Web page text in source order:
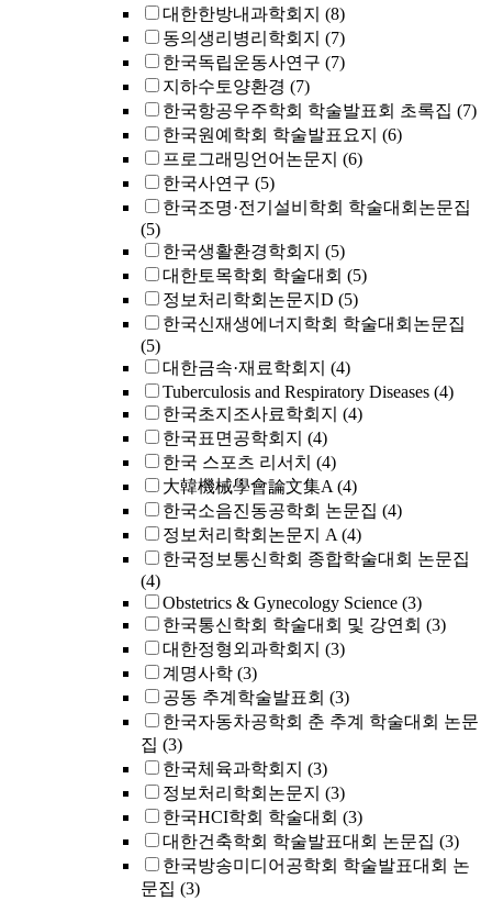
대한한방내과학회지 (8)
동의생리병리학회지 (7)
한국독립운동사연구 (7)
지하수토양환경 (7)
한국항공우주학회 학술발표회 초록집 (7)
한국원예학회 학술발표요지 (6)
프로그래밍언어논문지 (6)
한국사연구 (5)
한국조명·전기설비학회 학술대회논문집
(5)
한국생활환경학회지 (5)
대한토목학회 학술대회 (5)
정보처리학회논문지D (5)
한국신재생에너지학회 학술대회논문집
(5)
대한금속·재료학회지 (4)
Tuberculosis and Respiratory Diseases (4)
한국초지조사료학회지 (4)
한국표면공학회지 (4)
한국 스포츠 리서치 (4)
大韓機械學會論文集A (4)
한국소음진동공학회 논문집 (4)
정보처리학회논문지 A (4)
한국정보통신학회 종합학술대회 논문집
(4)
Obstetrics & Gynecology Science (3)
한국통신학회 학술대회 및 강연회 (3)
대한정형외과학회지 (3)
계명사학 (3)
공동 추계학술발표회 (3)
한국자동차공학회 춘 추계 학술대회 논문
집 (3)
한국체육과학회지 (3)
정보처리학회논문지 (3)
한국HCI학회 학술대회 (3)
대한건축학회 학술발표대회 논문집 (3)
한국방송미디어공학회 학술발표대회 논
문집 (3)